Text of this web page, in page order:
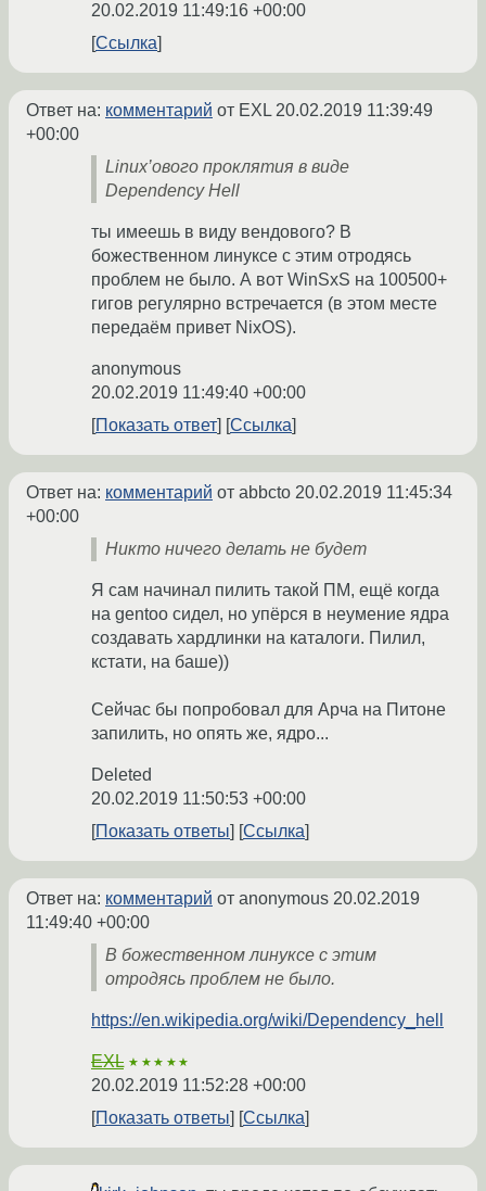
20.02.2019 11:49:16 +00:00
Ссылка
Ответ на: комментарий от EXL20.02.2019 11:39:49
+00:00
Linux’ового проклятия в виде
Dependency Hell
ты имеешь в виду вендового? В
божественном линуксе с этим отродясь
проблем не было. А вот WinSxS на 100500+
гигов регулярно встречается (в этом месте
передаём привет NixOS).
anonymous
20.02.2019 11:49:40 +00:00
Показать ответ
Ссылка
Ответ на: комментарий от abbcto 20.02.2019 11:45:34
+00:00
Никто ничего делать не будет
Я сам начинал пилить такой ПМ, ещё когда
на gentoo сидел, но упёрся в неумение ядра
создавать хардлинки на каталоги. Пилил,
кстати, на баше))
Сейчас бы попробовал для Арча на Питоне
запилить, но опять же, ядро...
Deleted
20.02.2019 11:50:53 +00:00
Показать ответы
Ссылка
Ответ на: комментарий от anonymous 20.02.2019
11:49:40 +00:00
В божественном линуксе с этим
отродясь проблем не было.
https://en.wikipedia.org/wiki/Dependency_hell
EXL ★★★★★
20.02.2019 11:52:28 +00:00
Показать ответы
Ссылка